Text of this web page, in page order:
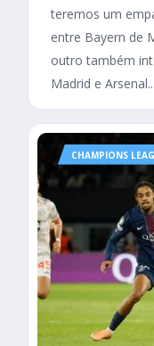
teremos um
entre Bayern de
outro também
Madrid e
CHAMPIONS